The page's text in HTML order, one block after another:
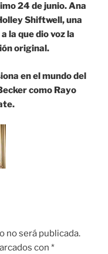
24 de junio. Ana
Shiftwell, una
la que dio voz la
original.
en el mundo del
como Rayo
no será publicada.
con *